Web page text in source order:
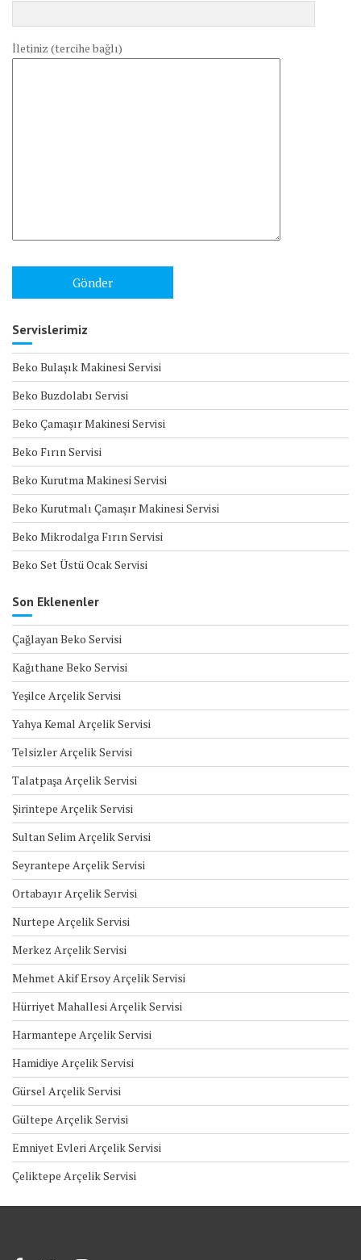
İletiniz (tercihe bağlı)
Servislerimiz
Beko Bulaşık Makinesi Servisi
Beko Buzdolabı Servisi
Beko Çamaşır Makinesi Servisi
Beko Fırın Servisi
Beko Kurutma Makinesi Servisi
Beko Kurutmalı Çamaşır Makinesi Servisi
Beko Mikrodalga Fırın Servisi
Beko Set Üstü Ocak Servisi
Son Eklenenler
Çağlayan Beko Servisi
Kağıthane Beko Servisi
Yeşilce Arçelik Servisi
Yahya Kemal Arçelik Servisi
Telsizler Arçelik Servisi
Talatpaşa Arçelik Servisi
Şirintepe Arçelik Servisi
Sultan Selim Arçelik Servisi
Seyrantepe Arçelik Servisi
Ortabayır Arçelik Servisi
Nurtepe Arçelik Servisi
Merkez Arçelik Servisi
Mehmet Akif Ersoy Arçelik Servisi
Hürriyet Mahallesi Arçelik Servisi
Harmantepe Arçelik Servisi
Hamidiye Arçelik Servisi
Gürsel Arçelik Servisi
Gültepe Arçelik Servisi
Emniyet Evleri Arçelik Servisi
Çeliktepe Arçelik Servisi